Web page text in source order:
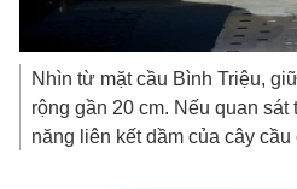
Nhìn từ mặt cầu Bình Triệu,
rộng gần 20 cm. Nếu quan
năng liên kết dầm của cây cầu